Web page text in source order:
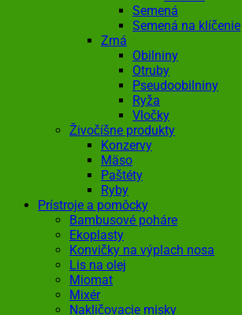
Semená
Semená na klíčenie
Zrná
Obilniny
Otruby
Pseudoobilniny
Ryža
Vločky
Živočíšne produkty
Konzervy
Mäso
Paštéty
Ryby
Prístroje a pomôcky
Bambusové poháre
Ekoplasty
Konvičky na výplach nosa
Lis na olej
Miomat
Mixér
Nakličovacie misky